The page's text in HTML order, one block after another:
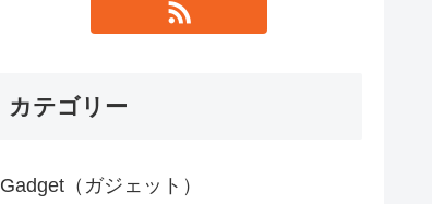
カテゴリー
Gadget（ガジェット）